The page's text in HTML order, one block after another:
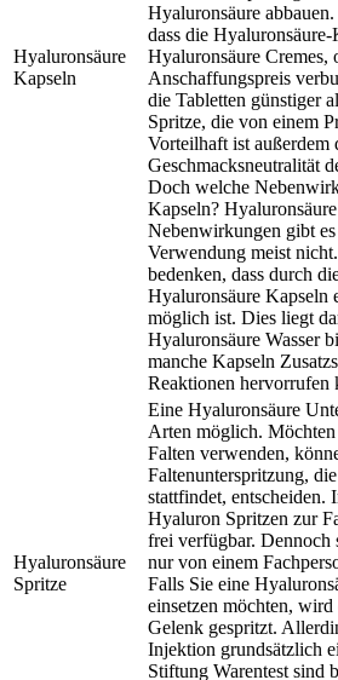
Hyaluronsäure
Kapseln
Hyaluronsäure
dass die
Hyaluronsäure Cremes,
Anschaffungspreis
die Tabletten günstiger
Spritze, die von einem
Vorteilhaft ist außerdem
Geschmacksneutralität
Doch welche
Kapseln?
Nebenwirkungen gibt
Verwendung meist
bedenken, dass durch
Hyaluronsäure Kapseln
möglich ist. Dies liegt
Hyaluronsäure Wasser
manche Kapseln
Reaktionen hervorrufen
Hyaluronsäure
Spritze
Eine Hyaluronsäure
Arten möglich.
Falten verwenden,
Faltenunterspritzung,
stattfindet, entscheiden.
Hyaluron Spritzen zur
frei verfügbar. Dennoch
nur von einem
Falls Sie eine
einsetzen möchten,
Gelenk gespritzt.
Injektion grundsätzlich
Stiftung Warentest sind